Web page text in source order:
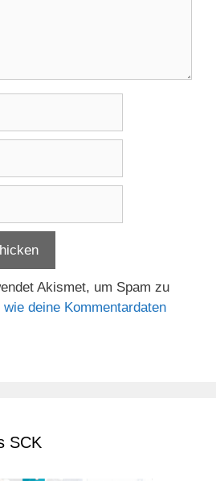
Akismet, um Spam zu
wie deine Kommentardaten
SCK